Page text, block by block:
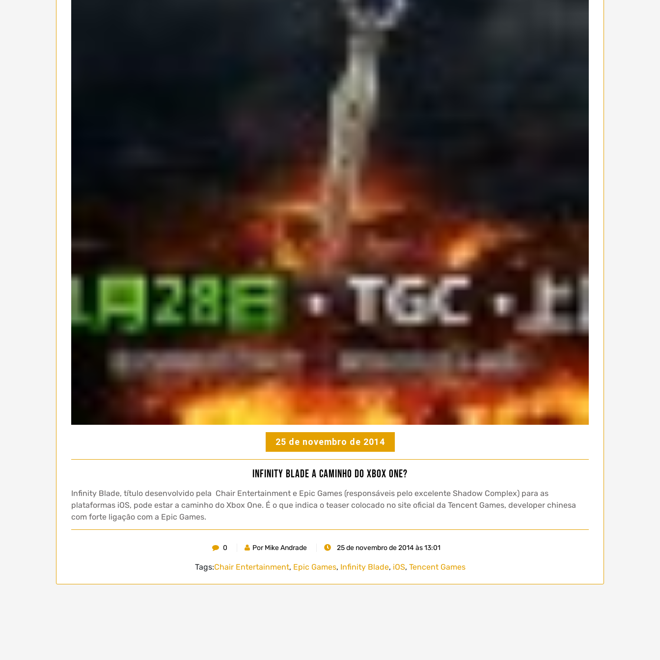
25 de novembro de 2014
Infinity Blade a caminho do Xbox One?
Infinity Blade, título desenvolvido pela Chair Entertainment e Epic Games (responsáveis pelo excelente Shadow Complex) para as
plataformas iOS, pode estar a caminho do Xbox One. É o que indica o teaser colocado no site oficial da Tencent Games, developer chinesa
com forte ligação com a Epic Games.
0 Por Mike Andrade 25 de novembro de 2014 às 13:01
Tags:Chair Entertainment, Epic Games, Infinity Blade, iOS, Tencent Games